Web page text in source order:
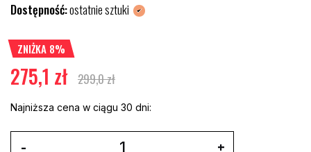
Dostępność:ostatnie sztuki
ZNIŻKA 8%
275,1 zł 299,0 zł
Najniższa cena w ciągu 30 dni: